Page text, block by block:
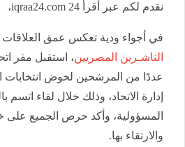
نقدم لكم عبر أقرأ 24 iqraa24.com،
في أجواء ودية تعكس عمق العلاقات
الناشـرين المصريين، استقبل مقر
عددًا من المرشحين لخوض انتخابات
إدارة الاتحاد، وذلك خلال لقاء اتسم
المسؤولية، وأكد حرص الجميع على
والارتقاء بها.